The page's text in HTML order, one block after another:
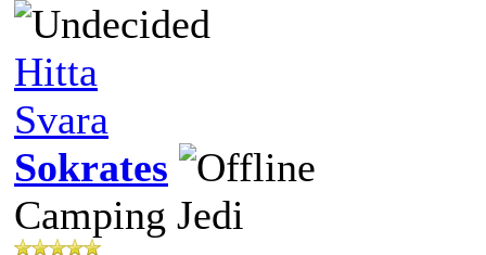
Hitta
Svara
Sokrates
Camping Jedi